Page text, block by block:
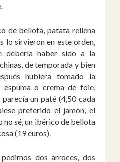
de bellota, patata rellena
lo sirvieron en este orden,
debería haber sido a la
de temporada y bien
hubiera tomado la
espuma o crema de foie,
un paté (4,50 cada
preferido el jamón, el
no sé, un ibérico de bellota
(19 euros).
dos arroces, dos